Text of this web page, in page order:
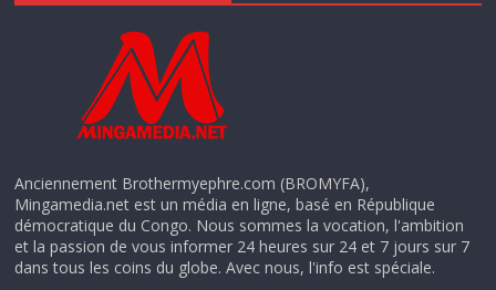
Anciennement Brothermyephre.com (BROMYFA),
Mingamedia.net est un média en ligne, basé en République
démocratique du Congo. Nous sommes la vocation, l'ambition
et la passion de vous informer 24 heures sur 24 et 7 jours sur 7
dans tous les coins du globe. Avec nous, l'info est spéciale.